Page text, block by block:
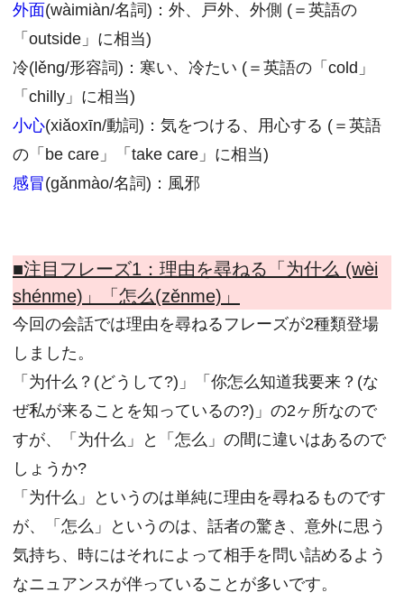
外面(wàimiàn/名詞)：外、戸外、外側 (＝英語の
「outside」に相当)
冷(lěng/形容詞)：寒い、冷たい (＝英語の「cold」
「chilly」に相当)
小心(xiǎoxīn/動詞)：気をつける、用心する (＝英語
の「be care」「take care」に相当)
感冒(gǎnmào/名詞)：風邪
■注目フレーズ1： 理由を尋ねる「为什么 (wèi
shénme)」「怎么(zěnme)」
今回の会話では理由を尋ねるフレーズが2種類登場
しました。
「为什么？(どうして?)」「你怎么知道我要来？(な
ぜ私が来ることを知っているの?)」の2ヶ所なので
すが、「为什么」と「怎么」の間に違いはあるので
しょうか?
「为什么」というのは単純に理由を尋ねるものです
が、「怎么」というのは、話者の驚き、意外に思う
気持ち、時にはそれによって相手を問い詰めるよう
なニュアンスが伴っていることが多いです。